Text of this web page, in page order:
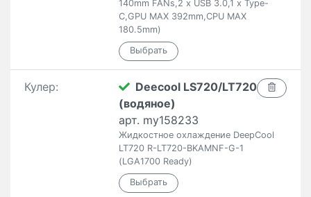
140mm FANs,2 x USB 3.0,1 x Type-
C,GPU MAX 392mm,CPU MAX
180.5mm)
Кулер:
Deecool LS720/LT720
(водяное)
арт. my158233
Жидкостное охлаждение DeepCool
LT720 R-LT720-BKAMNF-G-1
(LGA1700 Ready)